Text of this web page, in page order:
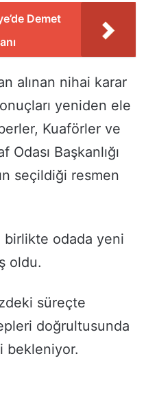
Demet
alınan nihai karar
yeniden ele
Kuaförler ve
Odası Başkanlığı
seçildiği resmen
birlikte odada yeni
oldu.
süreçte
doğrultusunda
bekleniyor.